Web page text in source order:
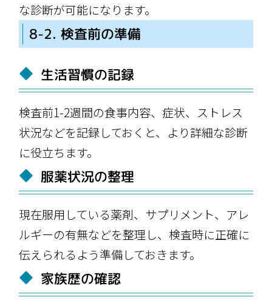
な診断が可能になります。
8-2. 検査前の準備
生活習慣の記録
検査前1-2週間の食事内容、症状、ストレス
状況などを記録しておくと、より詳細な診断
に役立ちます。
服薬状況の整理
現在服用している薬剤、サプリメント、アレ
ルギーの有無などを整理し、検査時に正確に
伝えられるよう準備しておきます。
家族歴の確認